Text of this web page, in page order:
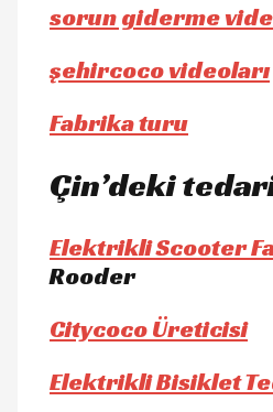
sorun giderme
şehircoco videoları
Fabrika turu
Çin’deki
Elektrikli Scooter
Rooder
Citycoco Üreticisi
Elektrikli Bisiklet